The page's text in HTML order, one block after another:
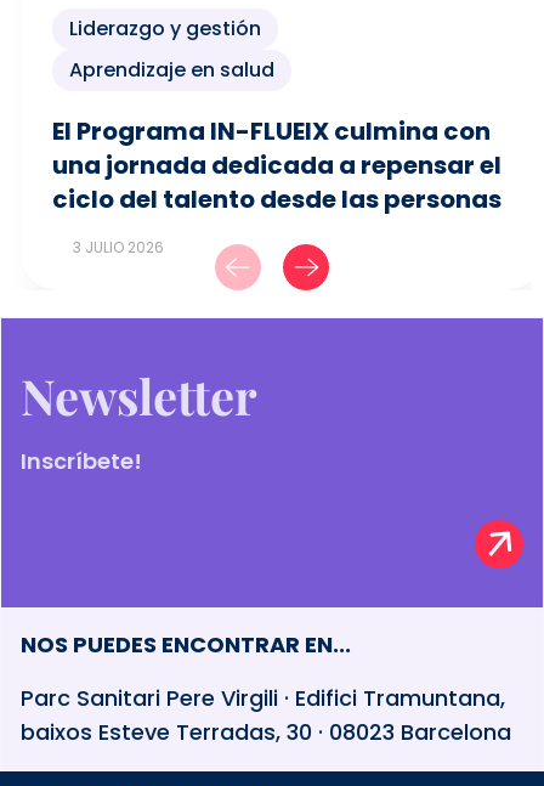
Liderazgo y gestión
Aprendizaje en salud
El Programa IN-FLUEIX culmina con
una jornada dedicada a repensar el
ciclo del talento desde las personas
3 JULIO 2026
Newsletter
Inscríbete!
NOS PUEDES ENCONTRAR EN...
Parc Sanitari Pere Virgili · Edifici Tramuntana,
baixos Esteve Terradas, 30 · 08023 Barcelona